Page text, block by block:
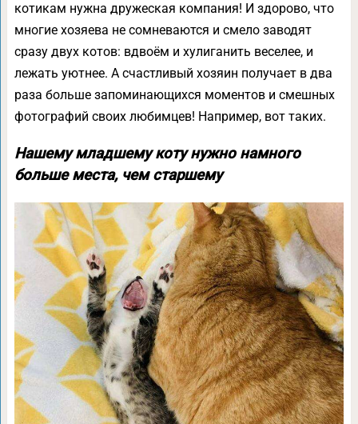
котикам нужна дружеская компания! И здорово, что
многие хозяева не сомневаются и смело заводят
сразу двух котов: вдвоём и хулиганить веселее, и
лежать уютнее. А счастливый хозяин получает в два
раза больше запоминающихся моментов и смешных
фотографий своих любимцев! Например, вот таких.
Нашему младшему коту нужно намного
больше места, чем старшему